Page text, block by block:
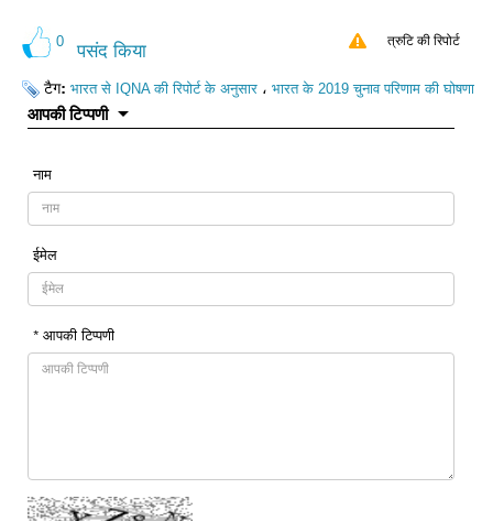
0 पसंद किया त्रुटि की रिपोर्ट
टैग: भारत से IQNA की रिपोर्ट के अनुसार ، भारत के 2019 चुनाव परिणाम की घोषणा
आपकी टिप्पणी
नाम
ईमेल
* आपकी टिप्पणी